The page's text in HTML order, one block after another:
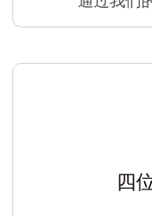
四